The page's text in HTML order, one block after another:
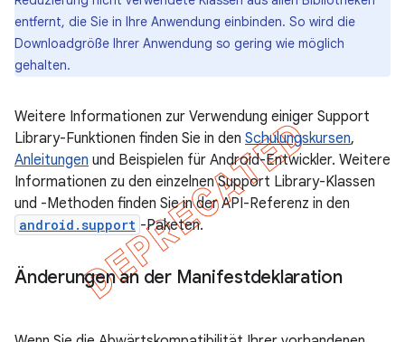
entfernt, die Sie in Ihre Anwendung einbinden. So wird die
Downloadgröße Ihrer Anwendung so gering wie möglich
gehalten.
Weitere Informationen zur Verwendung einiger Support
Library-Funktionen finden Sie in den Schulungskursen,
Anleitungen und Beispielen für Android-Entwickler. Weitere
Informationen zu den einzelnen Support Library-Klassen
und -Methoden finden Sie in der API-Referenz in den
android.support -Paketen.
Änderungen an der Manifestdeklaration